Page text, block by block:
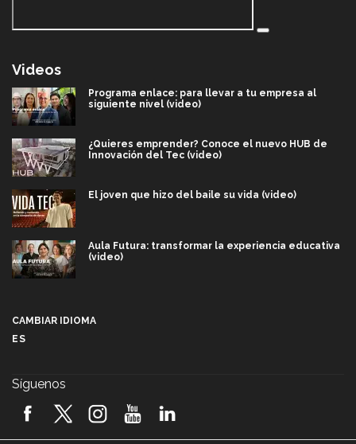
Videos
Programa enlace: para llevar a tu empresa al
siguiente nivel (video)
¿Quieres emprender? Conoce el nuevo HUB de
Innovación del Tec (video)
El joven que hizo del baile su vida (video)
Aula Futura: transformar la experiencia educativa
(video)
2026! (video)
CAMBIAR IDIOMA
ES
Síguenos